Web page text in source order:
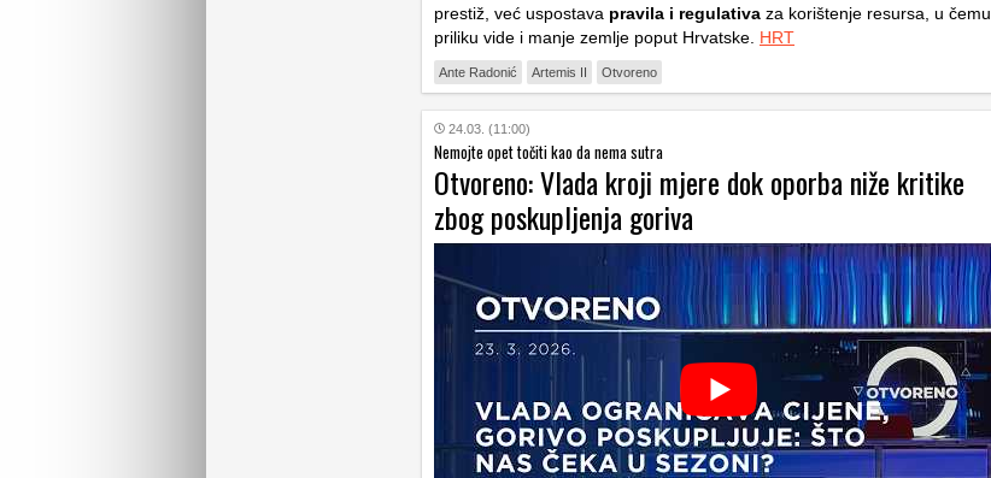
prestiž, već uspostava pravila i regulativa za korištenje resursa, u čemu
priliku vide i manje zemlje poput Hrvatske. HRT
Ante Radonić Artemis II Otvoreno
24.03. (11:00)
Nemojte opet točiti kao da nema sutra
Otvoreno: Vlada kroji mjere dok oporba niže kritike
zbog poskupljenja goriva